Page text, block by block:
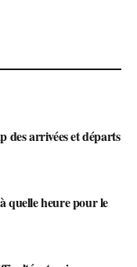
des arrivées et départs
quelle heure pour le